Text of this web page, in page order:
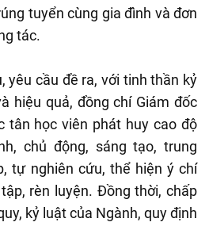
tuyển cùng gia đình và đơn
tác.
yêu cầu đề ra, với tinh thần kỷ
hiệu quả, đồng chí Giám đốc
tân học viên phát huy cao độ
chủ động, sáng tạo, trung
tự nghiên cứu, thể hiện ý chí
rèn luyện. Đồng thời, chấp
kỷ luật của Ngành, quy định